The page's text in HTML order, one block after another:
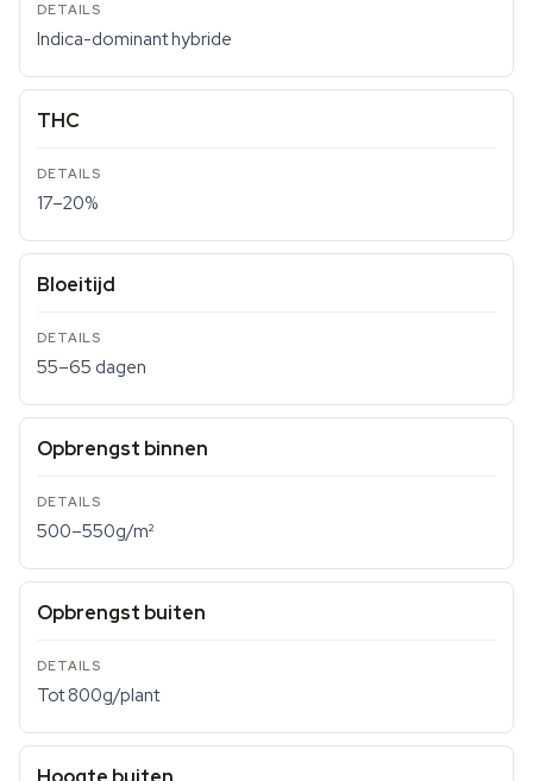
Indica-dominant hybride
THC
17–20%
Bloeitijd
55–65 dagen
Opbrengst binnen
500–550g/m²
Opbrengst buiten
Tot 800g/plant